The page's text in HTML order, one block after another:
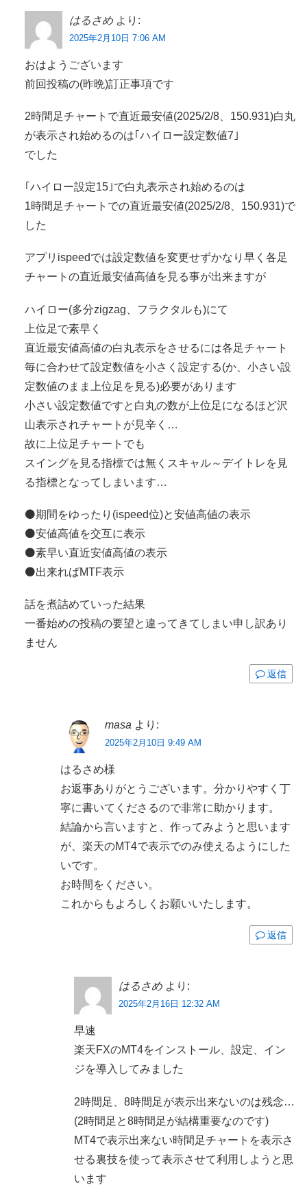
はるさめ より:
2025年2月10日 7:06 AM
おはようございます
前回投稿の(昨晩)訂正事項です
2時間足チャートで直近最安値(2025/2/8、150.931)白丸
が表示され始めるのは｢ハイロー設定数値7｣
でした
｢ハイロー設定15｣で白丸表示され始めるのは
1時間足チャートでの直近最安値(2025/2/8、150.931)で
した
アプリispeedでは設定数値を変更せずかなり早く各足
チャートの直近最安値高値を見る事が出来ますが
ハイロー(多分zigzag、フラクタルも)にて
上位足で素早く
直近最安値高値の白丸表示をさせるには各足チャート
毎に合わせて設定数値を小さく設定する(か、小さい設
定数値のまま上位足を見る)必要があります
小さい設定数値ですと白丸の数が上位足になるほど沢
山表示されチャートが見辛く…
故に上位足チャートでも
スイングを見る指標では無くスキャル～デイトレを見
る指標となってしまいます…
⚫期間をゆったり(ispeed位)と安値高値の表示
⚫安値高値を交互に表示
⚫素早い直近安値高値の表示
⚫出来ればMTF表示
話を煮詰めていった結果
一番始めの投稿の要望と違ってきてしまい申し訳あり
ません
返信
masa より:
2025年2月10日 9:49 AM
はるさめ様
お返事ありがとうございます。分かりやすく丁
寧に書いてくださるので非常に助かります。
結論から言いますと、作ってみようと思います
が、楽天のMT4で表示でのみ使えるようにした
いです。
お時間をください。
これからもよろしくお願いいたします。
返信
はるさめ より:
2025年2月16日 12:32 AM
早速
楽天FXのMT4をインストール、設定、イン
ジを導入してみました
2時間足、8時間足が表示出来ないのは残念…
(2時間足と8時間足が結構重要なのです)
MT4で表示出来ない時間足チャートを表示さ
せる裏技を使って表示させて利用しようと思
います